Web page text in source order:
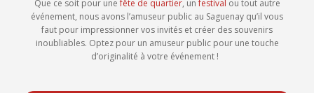
Que ce soit pour unefête de quartier, unfestival ou tout autre
événement, nous avons l’amuseur public au Saguenay qu’il vous
faut pour impressionner vos invités et créer des souvenirs
inoubliables. Optez pour un amuseur public pour une touche
d’originalité à votre événement !